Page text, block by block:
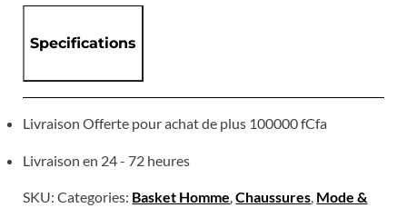
Specifications
Livraison Offerte pour achat de plus 100000 fCfa
Livraison en 24 - 72 heures
SKU:Categories: Basket Homme ,Chaussures Mode &